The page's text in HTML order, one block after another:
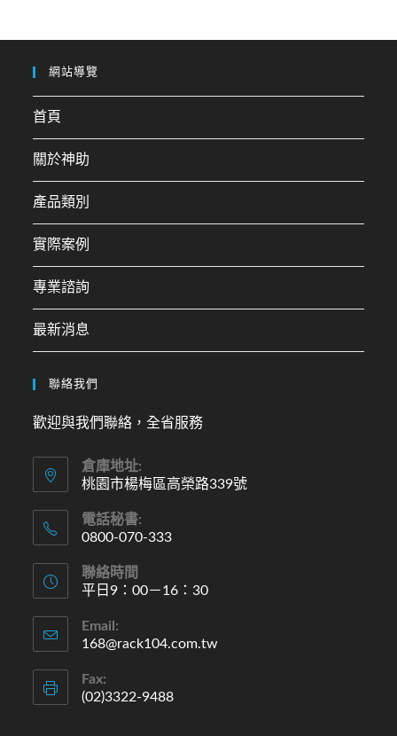
網站導覽
首頁
關於神助
產品類別
實際案例
專業諮詢
最新消息
聯絡我們
歡迎與我們聯絡，全省服務
倉庫地址:
桃園市楊梅區高榮路339號
電話秘書:
0800-070-333
in
application
聯絡時間
平日9：00－16：30
in
application
Email:
168@rack104.com.twOpens
Fax:
(02)3322-9488